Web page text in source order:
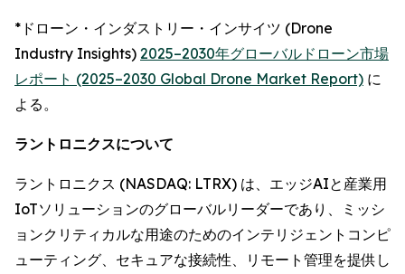
*ドローン・インダストリー・インサイツ (Drone
Industry Insights) 2025–2030年グローバルドローン市場
レポート (2025–2030 Global Drone Market Report) に
よる。
ラントロニクスについて
ラントロニクス (NASDAQ: LTRX) は、エッジAIと産業用
IoTソリューションのグローバルリーダーであり、ミッシ
ョンクリティカルな用途のためのインテリジェントコンピ
ューティング、セキュアな接続性、リモート管理を提供し